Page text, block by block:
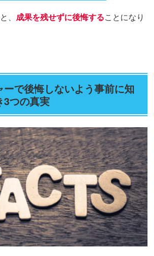
、成果を残せずに後悔することになり
ーで後悔しないよう事前に知
3つの真実